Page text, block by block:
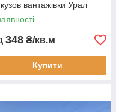
вантажівки Урал
тент 700
для перевезення
348 ₴/кв.м
Купити